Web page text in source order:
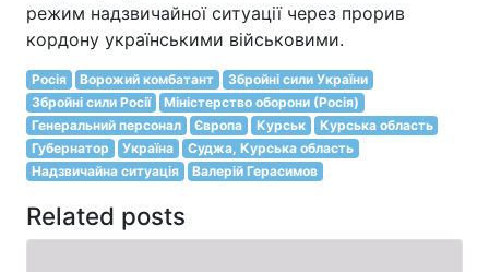
режим надзвичайної ситуації через прорив
кордону українськими військовими.
Росія Ворожий комбатант
Збройні сили України
Збройні сили Росії
Міністерство оборони (Росія)
Генеральний персонал
Європа Курськ
Курська область
Губернатор
Україна
Суджа, Курська область
Надзвичайна ситуація
Валерій Герасимов
Related posts